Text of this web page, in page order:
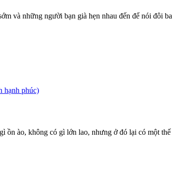
và những người bạn già hẹn nhau đến để nói đôi ba
phúc)
ồn ào, không có gì lớn lao, nhưng ở đó lại có một thế